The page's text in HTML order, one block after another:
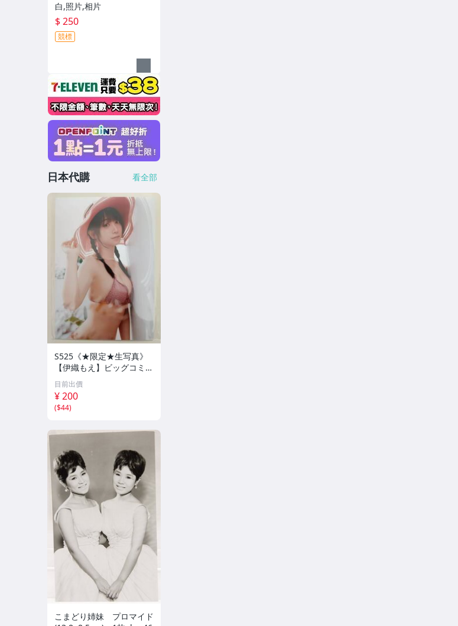
白,照片,相片
$ 250
競標
日本代購 看全部
S525《★限定★生写真》
【伊織もえ】ビッグコミッ
クスピリッツ 2026年8月3
日号 ★セブンネット限定
特典★ ☆送料一律☆
目前出價
¥ 200
($44)
こまどり姉妹 プロマイド